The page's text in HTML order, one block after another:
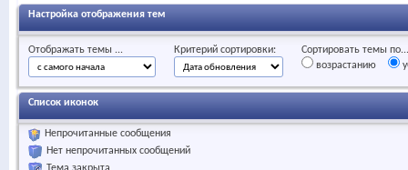
Настройка отображения тем
Отображать темы ... Критерий сортировки:
Сортировать темы по...
возрастанию
Список иконок
Непрочитанные сообщения
Нет непрочитанных сообщений
Тема закрыта